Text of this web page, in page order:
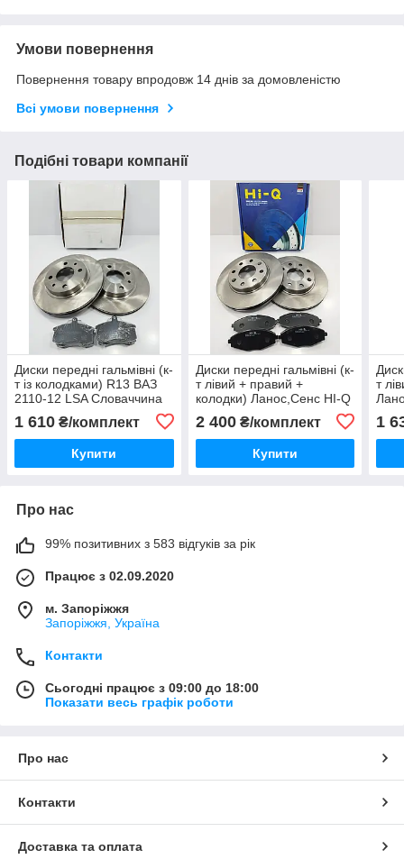
Умови повернення
Повернення товару впродовж 14 днів за домовленістю
Всі умови повернення
Подібні товари компанії
Диски передні гальмівні (к-
т із колодками) R13 ВАЗ
2110-12 LSA Словаччина
1 610 ₴/комплект
Купити
Диски передні гальмівні (к-
т лівий + правий +
колодки) Ланос,Сенс HI-Q
2 400₴/комплект
Купити
т
1
Про нас
99% позитивних з 583 відгуків за рік
Працює з 02.09.2020
м. Запоріжжя
Запоріжжя, Україна
Контакти
Сьогодні працює з 09:00 до 18:00
Показати весь графік роботи
Про нас
Контакти
Доставка та оплата